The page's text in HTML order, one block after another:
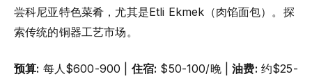
尝科尼亚特色菜肴，尤其是Etli Ekmek（肉馅面包）。探
索传统的铜器工艺市场。
预算: 每人$600-900 | 住宿: $50-100/晚 |油费: 约$25-